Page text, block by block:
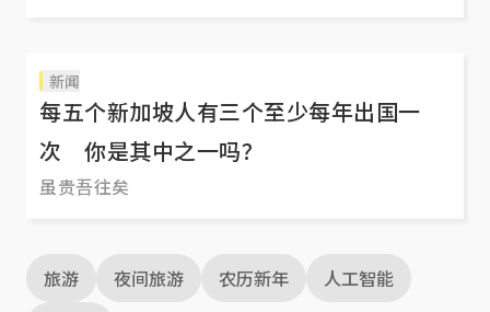
新闻
每五个新加坡人有三个至少每年出国一
次 你是其中之一吗？
虽贵吾往矣
旅游 夜间旅游 农历新年
人工智能